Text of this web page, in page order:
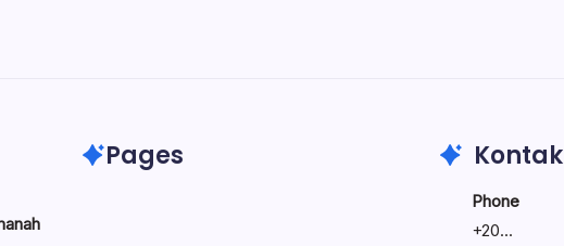
Pages Kontak
Phone
+20...